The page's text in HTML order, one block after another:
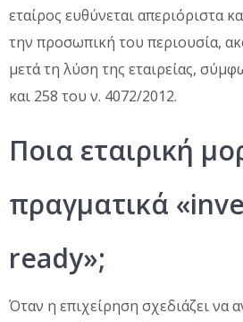
εταίρος ευθύνεται απεριόριστα
την προσωπική του περιουσία,
μετά τη λύση της εταιρείας,
και 258 του ν. 4072/2012.
Ποια εταιρική
πραγματικά
ready»;
Όταν η επιχείρηση σχεδιάζει να